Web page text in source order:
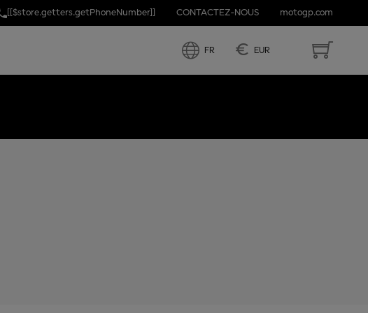
[[$store.getters.getPhoneNumber]] CONTACTEZ-NOUS motogp.com
FR € EUR